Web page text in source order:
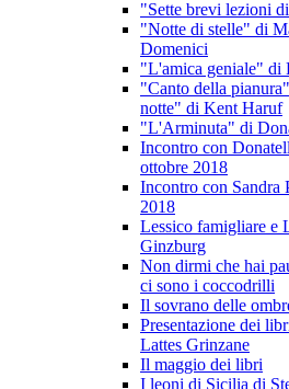
"Sette brevi lezioni
"Notte di stelle" di
Domenici
"L'amica geniale" di
"Canto della
notte" di Kent Haruf
"L'Arminuta" di
Incontro con
ottobre 2018
Incontro con Sandra
2018
Lessico famigliare e
Ginzburg
Non dirmi che hai
ci sono i coccodrilli
Il sovrano delle
Presentazione dei
Lattes Grinzane
Il maggio dei libri
I leoni di Sicilia di